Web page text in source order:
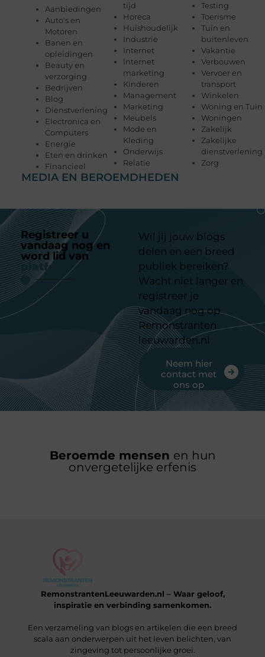
Aanbiedingen
Auto's en
Motoren
Banen en
opleidingen
Beauty en
verzorging
Bedrijven
Blog
Dienstverlening
Electronica en
Computers
Energie
Eten en drinken
Financieel
tijd
Horeca
Huishoudelijk
Industrie
Internet
Internet
marketing
Kinderen
Management
Marketing
Meubels
Mode en
Kleding
Onderwijs
Relatie
Testing
Toerisme
Tuin en
buitenleven
Vakantie
Verbouwen
Vervoer en
transport
Winkelen
Woning en Tuin
Woningen
Zakelijk
Zakelijke
dienstverlening
Zorg
MEDIA EN BEROEMDHEDEN
Registreer u
vandaag nog en
word lid van
platform
Wil jij jouw blogs
delen en een breed
publiek bereiken?
Wacht niet langer en
registreer je
vandaag nog op
Remonstranten
leeuwarden.nl
Neem hier
contact met
ons op
Beroemde mensen en hun
onvergetelijke erfenis
RemonstrantenLeeuwarden.nl – Waar geloof,
inspiratie en verbinding samenkomen.
Een verzameling van blogs en artikelen die een breed
scala aan onderwerpen uit het leven belichten, van
zingeving tot persoonlijke groei.